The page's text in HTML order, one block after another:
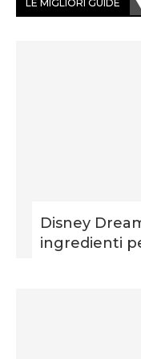
LE MIGLIORI GUIDE
Disney
ingredienti